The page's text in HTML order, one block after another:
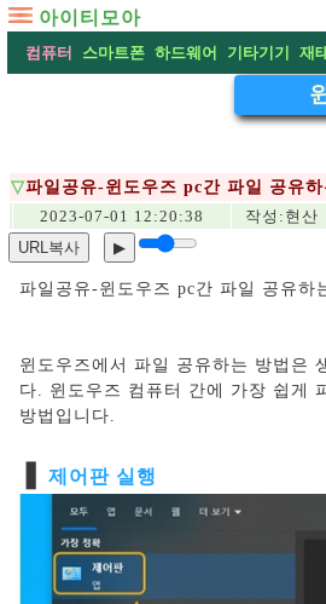
아이티모아
컴퓨터 스마트폰 하드웨어 기타기기 재
▽파일공유-윈도우즈 pc간 파일 공유
2023-07-01 12:20:38
작성: 현산
URL복사
▶
파일공유-윈도우즈 pc간 파일 공유하
윈도우즈에서 파일 공유하는 방법은
다. 윈도우즈 컴퓨터 간에 가장 쉽게
방법입니다.
제어판 실행